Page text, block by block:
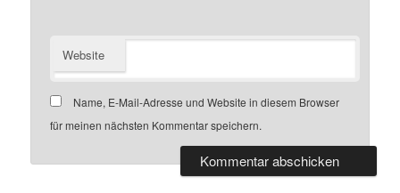
Website
Name, E-Mail-Adresse und Website in diesem Browser
für meinen nächsten Kommentar speichern.